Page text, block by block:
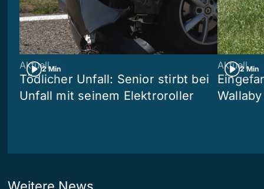
2 Min
Aktuell
Tödlicher Unfall: Senior stirbt bei
Unfall mit seinem Elektroroller
2 Min
Aktuell